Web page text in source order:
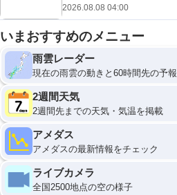
2026.08.08 04:00
いまおすすめのメニュー
雨雲レーダー
現在の雨雲の動きと60時間先の予報
2週間天気
2週間先までの天気・気温を掲載
アメダス
アメダスの最新情報をチェック
ライブカメラ
全国2500地点の空の様子